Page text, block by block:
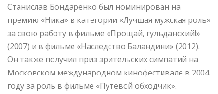
Станислав Бондаренко был номинирован на
премию «Ника» в категории «Лучшая мужская роль»
за свою работу в фильме «Прощай, гульданский!»
(2007) и в фильме «Наследство Баландини» (2012).
Он также получил приз зрительских симпатий на
Московском международном кинофестивале в 2004
году за роль в фильме «Путевой обходчик».